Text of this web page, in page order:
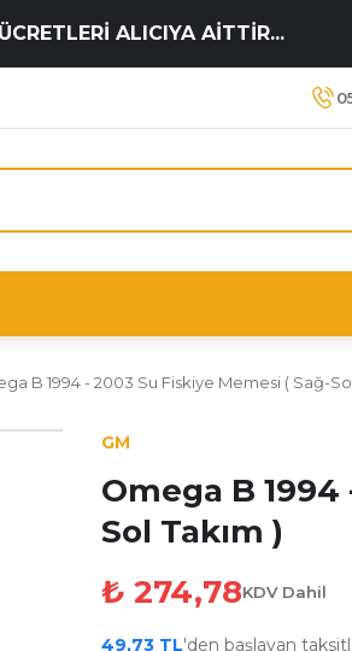
ALICIYA AİTTİR...
B 1994 - 2003 Su Fiskiye Memesi ( Sağ-
GM
Omega B
Sol Takım )
₺ 274,78KDV Dahil
49,73 TL'den başlayan